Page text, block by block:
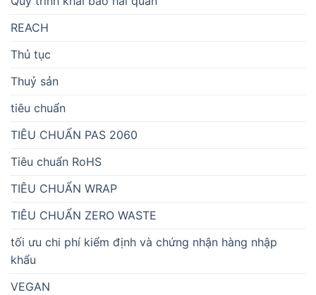
REACH
Thủ tục
Thuỷ sản
tiêu chuẩn
TIÊU CHUẨN PAS 2060
Tiêu chuẩn RoHS
TIÊU CHUẨN WRAP
TIÊU CHUẨN ZERO WASTE
tối ưu chi phí kiểm định và chứng nhận hàng nhập
khẩu
VEGAN